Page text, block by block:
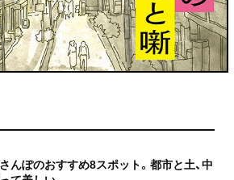
んぽのおすすめ8スポット。都市と土、中